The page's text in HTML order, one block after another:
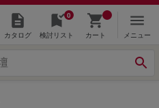
カタログ
0
検討リスト カート メニュー